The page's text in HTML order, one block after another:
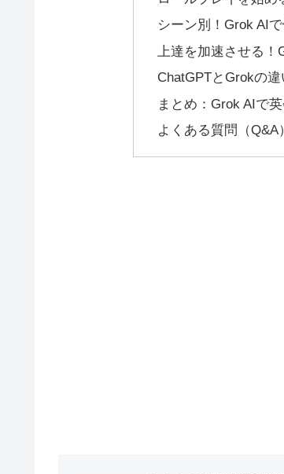
シーン別！Grok AI
上達を加速させる
ChatGPTとGrokの
まとめ：Grok AIで
よくある質問（Q&A）